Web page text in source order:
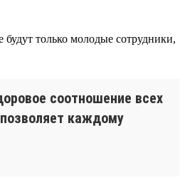
будут только молодые сотрудники,
соотношение всех
каждому